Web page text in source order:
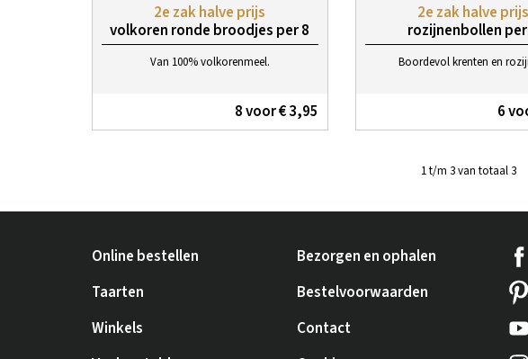
2e zak halve prijs
volkoren ronde broodjes per 8
Van 100% volkorenmeel.
8 voor € 3,95
2e zak halve prijs
rozijnenbollen
Boordevol krenten en
6
1 t/m 3 van totaal 3
Online bestellen
Taarten
Winkels
Bezorgen en ophalen
Bestelvoorwaarden
Contact